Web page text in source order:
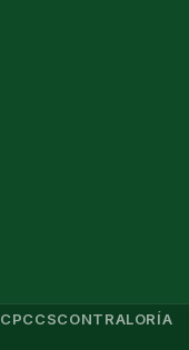
CPCCSCONTRALORÍA